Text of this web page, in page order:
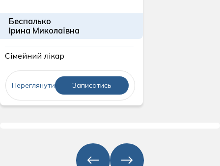
Переглянути Записатись
Беспалько
Ірина Миколаївна
Сімейний лікар